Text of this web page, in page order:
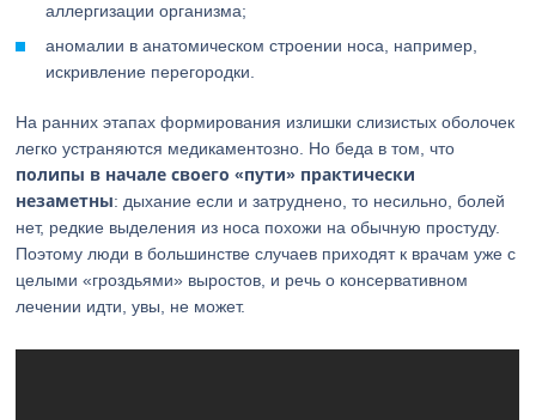
аллергизации организма;
аномалии в анатомическом строении носа, например,
искривление перегородки.
На ранних этапах формирования излишки слизистых оболочек
легко устраняются медикаментозно. Но беда в том, что
полипы в начале своего «пути» практически
незаметны: дыхание если и затруднено, то несильно, болей
нет, редкие выделения из носа похожи на обычную простуду.
Поэтому люди в большинстве случаев приходят к врачам уже с
целыми «гроздьями» выростов, и речь о консервативном
лечении идти, увы, не может.